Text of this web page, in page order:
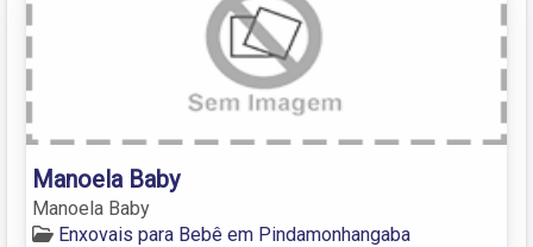
Manoela Baby
Manoela Baby
Enxovais para Bebê em Pindamonhangaba